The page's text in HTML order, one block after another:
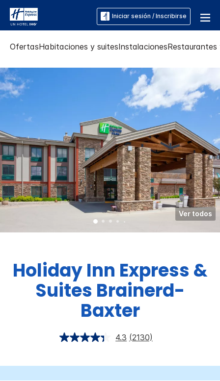
Iniciar sesión / Inscribirse
OfertasHabitaciones y suitesInstalacionesRestaurantes
Ver todos
Holiday Inn Express &
Suites Brainerd-
Baxter
4.3 (2130)